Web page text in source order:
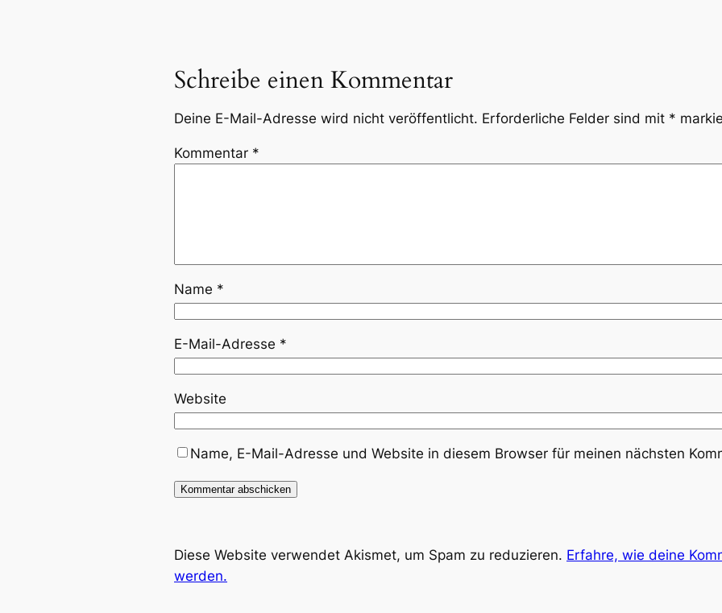
Schreibe einen Kommentar
Deine E-Mail-Adresse wird nicht veröffentlicht. Erforderliche Felder sind mit *
Kommentar *
Name *
E-Mail-Adresse *
Website
Name, E-Mail-Adresse und Website in diesem Browser für meinen nächsten
Diese Website verwendet Akismet, um Spam zu reduzieren. Erfahre, wie deine
werden.